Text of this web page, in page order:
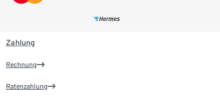
Zahlung
Rechnung
Ratenzahlung